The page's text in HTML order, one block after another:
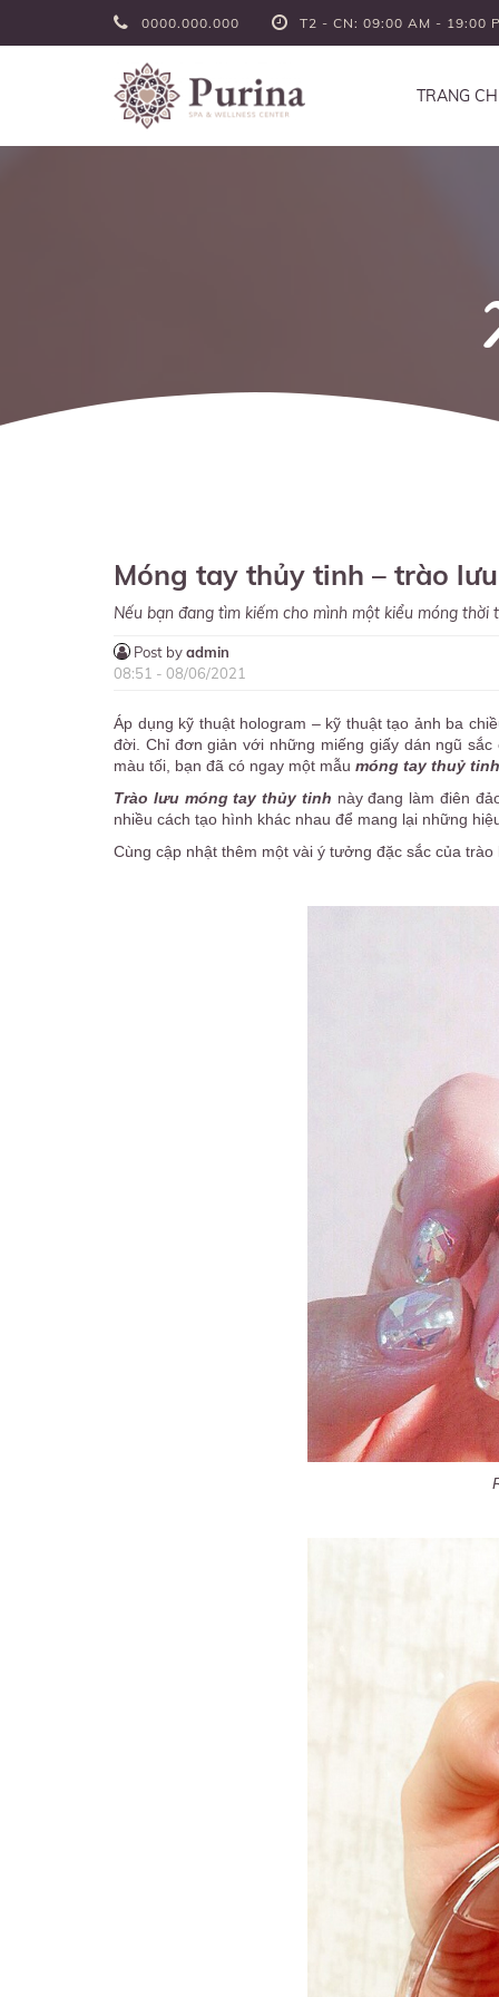
0000.000.000 T2 - CN: 09:00 AM - 19:00
TRANG
Móng tay thủy tinh – trào
Nếu bạn đang tìm kiếm cho mình một kiểu móng
Post byadmin
08:51 - 08/06/2021
Áp dụng kỹ thuật hologram – kỹ thuật tạo ảnh ba
đời. Chỉ đơn giản với những miếng giấy dán ngũ
màu tối, bạn đã có ngay một mẫu móng tay thuỷ tinh
Trào lưu móng tay thủy tinh này đang làm điên
nhiều cách tạo hình khác nhau để mang lại những
Cùng cập nhật thêm một vài ý tưởng đặc sắc của